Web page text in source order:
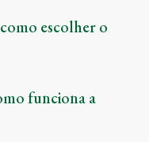
escolher o
funciona a